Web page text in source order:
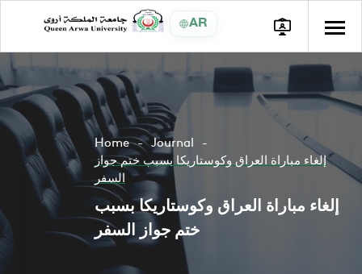
AR
Home
Journal
إلغاء مباراة العراق وكوستاريكا بسبب ختم جواز
السفر
إلغاء مباراة العراق وكوستاريكا بسبب
ختم جواز السفر